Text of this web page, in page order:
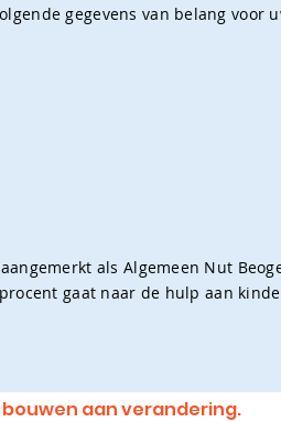
gegevens van belang voor
als Algemeen Nut
gaat naar de hulp aan
aan verandering.